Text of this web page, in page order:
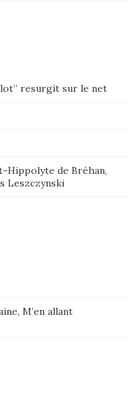
resurgit sur le net
de Bréhan,
Leszczynski
M’en allant